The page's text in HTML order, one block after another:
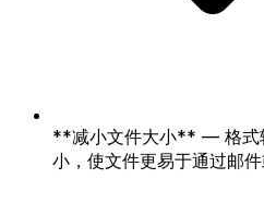
**减小文件大小** — 格式
小，使文件更易于通过邮件